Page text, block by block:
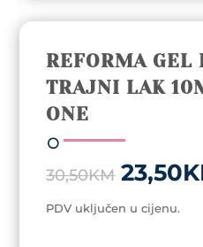
REFORMA GEL
TRAJNI LAK
ONE
30,50KM
price
was:
23,50
PDV uključen u cijenu.